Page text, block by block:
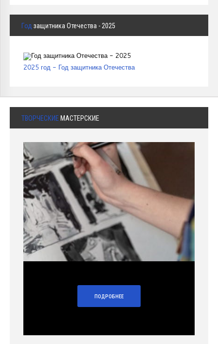
Год защитника Отечества - 2025
2025 год - Год защитника Отечества
ТВОРЧЕСКИЕ МАСТЕРСКИЕ
ПОДРОБНЕЕ